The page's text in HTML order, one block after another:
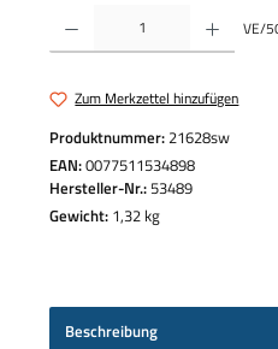
Produkt Anzahl: Gib den gewünschten
VE/
Zum Merkzettel hinzufügen
Produktnummer:21628sw
EAN:0077511534898
Hersteller-Nr.:53489
Gewicht: 1,32 kg
Beschreibung